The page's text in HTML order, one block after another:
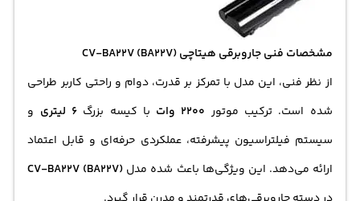
مشخصات فنی جاروبرقی هیتاچی CV-BA22V (BA22V)
از نظر فنی، این مدل با تمرکز بر قدرت، دوام و راحتی کاربر طراحی
شده است. ترکیب موتور 2200 وات با کیسه بزرگ6 لیتری
و
سیستم فیلتراسیون پیشرفته، عملکردی حرفه‌ای و قابل اعتماد
ارائه می‌دهد. این ویژگی‌ها باعث شده مدل CV-BA22V (BA22V)